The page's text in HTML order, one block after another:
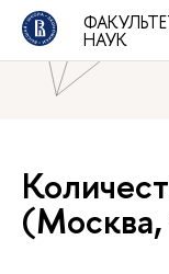
НАУК
Национальный
школа экономики»